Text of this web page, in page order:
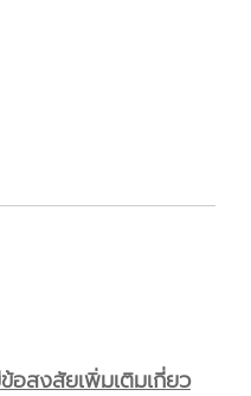
สงสัยเพิ่มเติมเกี่ยว